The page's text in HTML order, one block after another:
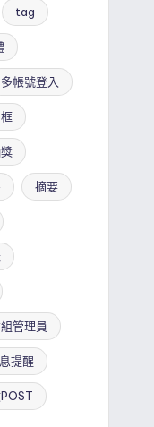
tag
多帳號登入
摘要
管理員
提醒